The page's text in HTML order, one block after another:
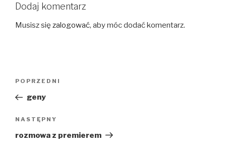
Dodaj komentarz
Musisz się zalogować, aby móc dodać komentarz.
Poprzedni
wpis
POPRZEDNI
geny
Następny
wpis
NASTĘPNY
rozmowa z premierem